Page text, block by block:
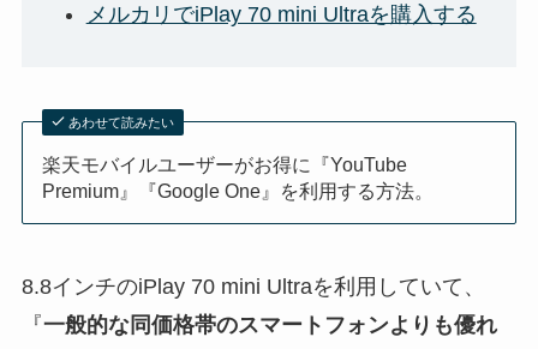
メルカリでiPlay 70 mini Ultraを購入する
あわせて読みたい
楽天モバイルユーザーがお得に『YouTube
Premium』『Google One』を利用する方法。
8.8インチのiPlay 70 mini Ultraを利用していて、
『一般的な同価格帯のスマートフォンよりも優れ